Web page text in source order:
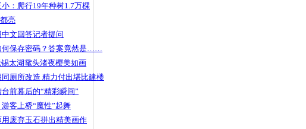
：爬行19年种树1.7万棵
亮
文回答记者提问
保存密码？答案竟然是……
太湖鼋头渚夜樱美如画
厕所改造 精力付出堪比建楼
前幕后的“精彩瞬间”
客上桥“魔性”起舞
废弃玉石拼出精美画作